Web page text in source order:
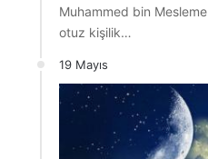
Muhammed bin
otuz kişilik…
19 Mayıs